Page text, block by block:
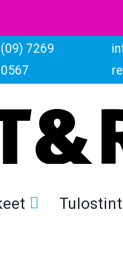
(09) 7269
0567